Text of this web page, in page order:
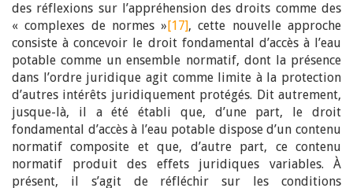
des réflexions sur l’appréhension des droits comme des
« complexes de normes »[17], cette nouvelle approche
consiste à concevoir le droit fondamental d’accès à l’eau
potable comme un ensemble normatif, dont la présence
dans l’ordre juridique agit comme limite à la protection
d’autres intérêts juridiquement protégés. Dit autrement,
jusque-là, il a été établi que, d’une part, le droit
fondamental d’accès à l’eau potable dispose d’un contenu
normatif composite et que, d’autre part, ce contenu
normatif produit des effets juridiques variables. À
présent, il s’agit de réfléchir sur les conditions